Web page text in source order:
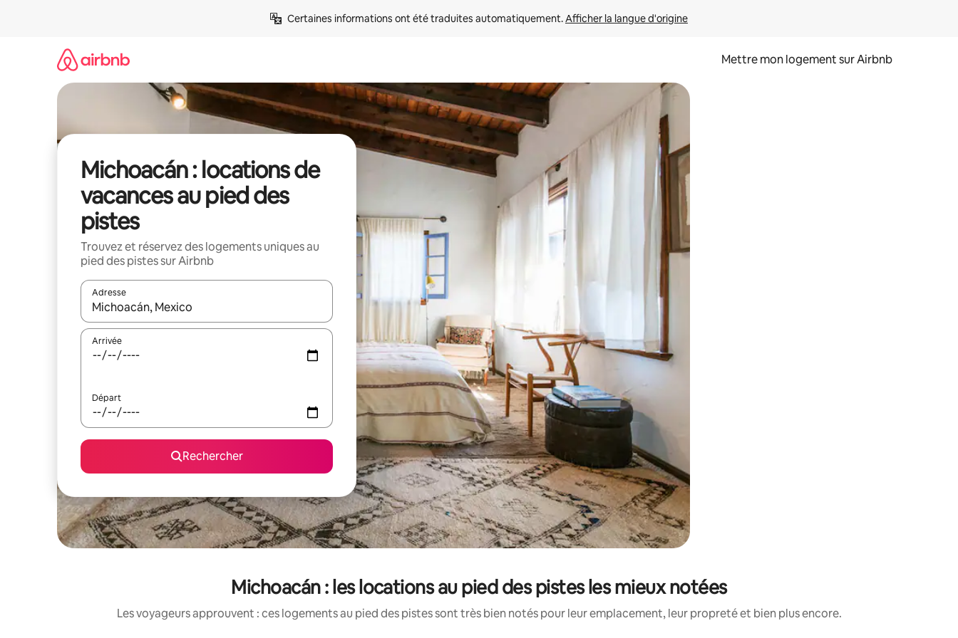
Certaines informations ont été traduites automatiquement. Afficher la langue d'origine
Mettre mon logement sur Airbnb
Michoacán : locations de
vacances au pied des
pistes
Trouvez et réservez des logements uniques au
pied des pistes sur Airbnb
Adresse
Lorsque les résultats s'affichent, utilisez les flèches vers le haut et vers le bas pour les parcourir ou en appuyant et en faisant glisser.
Arrivée
Départ
Rechercher
Michoacán : les locations au pied des pistes les mieux notées
Les voyageurs approuvent : ces logements au pied des pistes sont très bien notés pour leur emplacement, leur propreté et bien plus encore.